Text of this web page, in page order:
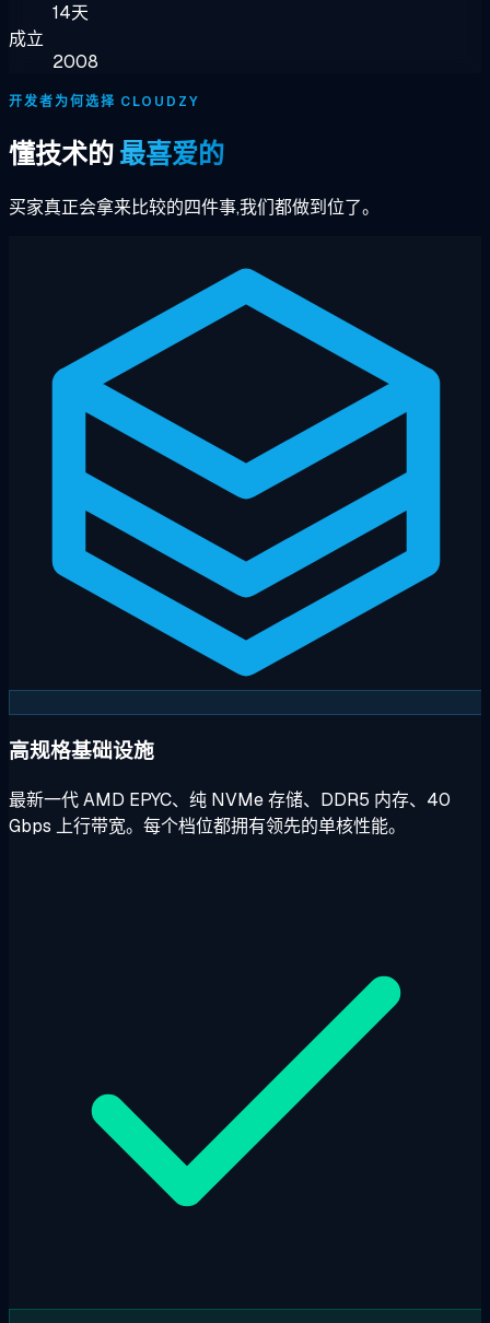
14天
成立
2008
开发者为何选择 CLOUDZY
懂技术的最喜爱的
买家真正会拿来比较的四件事,我们都做到位了。
高规格基础设施
最新一代 AMD EPYC、纯 NVMe 存储、DDR5 内存、40
Gbps 上行带宽。每个档位都拥有领先的单核性能。